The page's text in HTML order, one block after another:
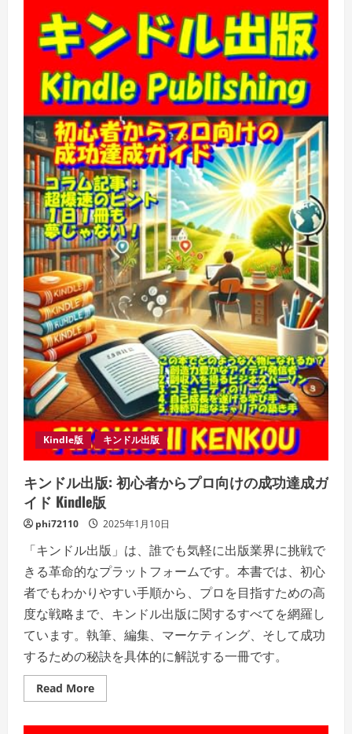
旅
行:
韓
国
で
し
か
で
き
な
い
特
別
な
体
験
を
し
よ
う！
驚
き
と
感
動
の
旅
が
あ
な
た
を
待
っ
て
い
る！
Kindle
版
ケ
ン
コ
ピ
カ
キ
チ
Kindle版 キンドル出版
キンドル出版: 初心者からプロ向けの成功達成ガ
イド Kindle版
phi72110 2025年1月10日
「キンドル出版」は、誰でも気軽に出版業界に挑戦で
きる革命的なプラットフォームです。本書では、初心
者でもわかりやすい手順から、プロを目指すための高
度な戦略まで、キンドル出版に関するすべてを網羅し
ています。執筆、編集、マーケティング、そして成功
するための秘訣を具体的に解説する一冊です。
Read MoreRead
more